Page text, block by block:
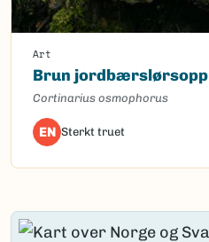
Art
Brun jordbærslørsopp
Cortinarius osmophorus
EN Sterkt truet